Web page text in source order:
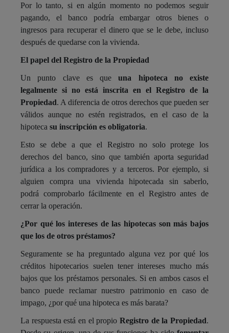
Por lo tanto, si en algún momento no podemos seguir
pagando, el banco podría embargar otros bienes o
ingresos para recuperar el dinero que se le debe, incluso
después de quedarse con la vivienda.
El papel del Registro de la Propiedad
Un punto clave es queuna hipoteca no existe
legalmente si no está inscrita en el Registro de la
Propiedad. A diferencia de otros derechos que pueden ser
válidos aunque no estén registrados, en el caso de la
hipoteca su inscripción es obligatoria.
Esto se debe a que el Registro no solo protege los
derechos del banco, sino que también aporta seguridad
jurídica a los compradores y a terceros. Por ejemplo, si
alguien compra una vivienda hipotecada sin saberlo,
podrá comprobarlo fácilmente en el Registro antes de
cerrar la operación.
¿Por qué los intereses de las hipotecas son más bajos
que los de otros préstamos?
Seguramente se ha preguntado alguna vez por qué los
créditos hipotecarios suelen tener intereses mucho más
bajos que los préstamos personales. Si en ambos casos el
banco puede reclamar nuestro patrimonio en caso de
impago, ¿por qué una hipoteca es más barata?
La respuesta está en el propio Registro de la Propiedad.